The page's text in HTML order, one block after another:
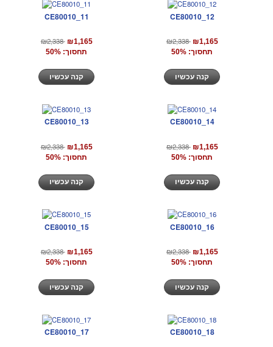
CE80010_11
₪2,338 ₪1,165
תחסוך: 50%
CE80010_12
₪2,338 ₪1,165
תחסוך: 50%
CE80010_13
₪2,338 ₪1,165
תחסוך: 50%
CE80010_14
₪2,338 ₪1,165
תחסוך: 50%
CE80010_15
₪2,338 ₪1,165
תחסוך: 50%
CE80010_16
₪2,338 ₪1,165
תחסוך: 50%
CE80010_17 CE80010_18